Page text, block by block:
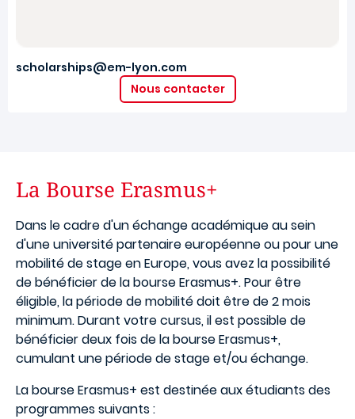
scholarships@em-lyon.com
Nous contacter
La Bourse Erasmus+
Dans le cadre d'un échange académique au sein
d'une université partenaire européenne ou pour une
mobilité de stage en Europe, vous avez la possibilité
de bénéficier de la bourse Erasmus+. Pour être
éligible, la période de mobilité doit être de 2 mois
minimum. Durant votre cursus, il est possible de
bénéficier deux fois de la bourse Erasmus+,
cumulant une période de stage et/ou échange.
La bourse Erasmus+ est destinée aux étudiants des
programmes suivants :